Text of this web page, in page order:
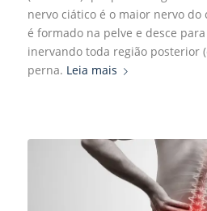
nervo ciático é o maior nervo
é formado na pelve e desce
inervando toda região posterior
perna. Leia mais